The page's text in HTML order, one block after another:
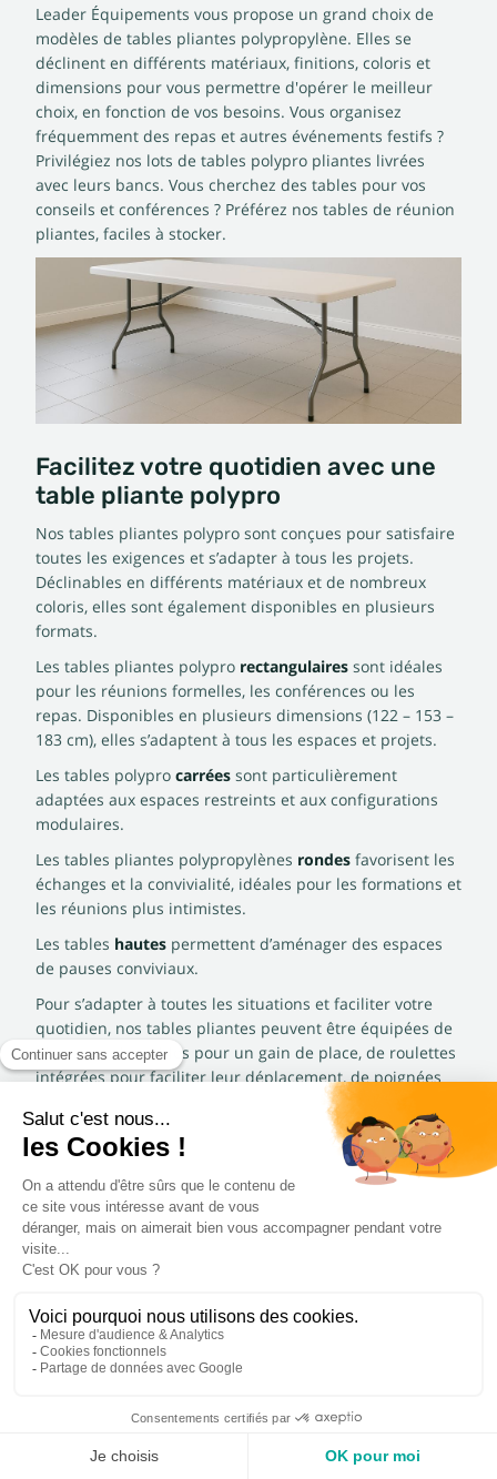
Leader Équipements vous propose un grand choix de
modèles de tables pliantes polypropylène. Elles se
déclinent en différents matériaux, finitions, coloris et
dimensions pour vous permettre d'opérer le meilleur
choix, en fonction de vos besoins. Vous organisez
fréquemment des repas et autres événements festifs ?
Privilégiez nos lots de tables polypro pliantes livrées
avec leurs bancs. Vous cherchez des tables pour vos
conseils et conférences ? Préférez nos tables de réunion
pliantes, faciles à stocker.
Facilitez votre quotidien avec une
table pliante polypro
Nos tables pliantes polypro sont conçues pour satisfaire
toutes les exigences et s’adapter à tous les projets.
Déclinables en différents matériaux et de nombreux
coloris, elles sont également disponibles en plusieurs
formats.
Les tables pliantes polypro rectangulaires sont idéales
pour les réunions formelles, les conférences ou les
repas. Disponibles en plusieurs dimensions (122 – 153 –
183 cm), elles s’adaptent à tous les espaces et projets.
Les tables polypro carrées sont particulièrement
adaptées aux espaces restreints et aux configurations
modulaires.
Les tables pliantes polypropylènes rondes favorisent les
échanges et la convivialité, idéales pour les formations et
les réunions plus intimistes.
Les tables hautes permettent d’aménager des espaces
de pauses conviviaux.
Pour s’adapter à toutes les situations et faciliter votre
quotidien, nos tables pliantes peuvent être équipées de
plateaux rabattables pour un gain de place, de roulettes
intégrées pour faciliter leur déplacement, de poignées
de transport pour une manipulation simplifiée et de
hauteur variable pour s’adapter aux différentes
morphologies.
En choisissant les tables pliantes polypro de Leader
Équipement, vous investissez dans un équipement
pratique, durable et polyvalent qui facilitera votre
quotidien et optimisera vos espaces.